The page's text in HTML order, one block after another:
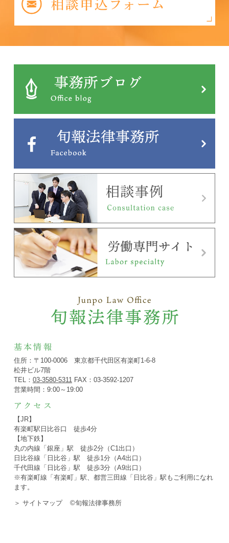
基本情報
住所：〒100-0006 東京都千代田区有楽町1-6-8
松井ビル7階
TEL： 03-3580-5311 FAX：03-3592-1207
営業時間：9:00～19:00
アクセス
【JR】
有楽町駅日比谷口 徒歩4分
【地下鉄】
丸の内線「銀座」駅 徒歩2分（C1出口）
日比谷線「日比谷」駅 徒歩1分（A4出口）
千代田線「日比谷」駅 徒歩3分（A9出口）
※有楽町線「有楽町」駅、都営三田線「日比谷」駅もご利用になれ
ます。
＞ サイトマップ ©旬報法律事務所